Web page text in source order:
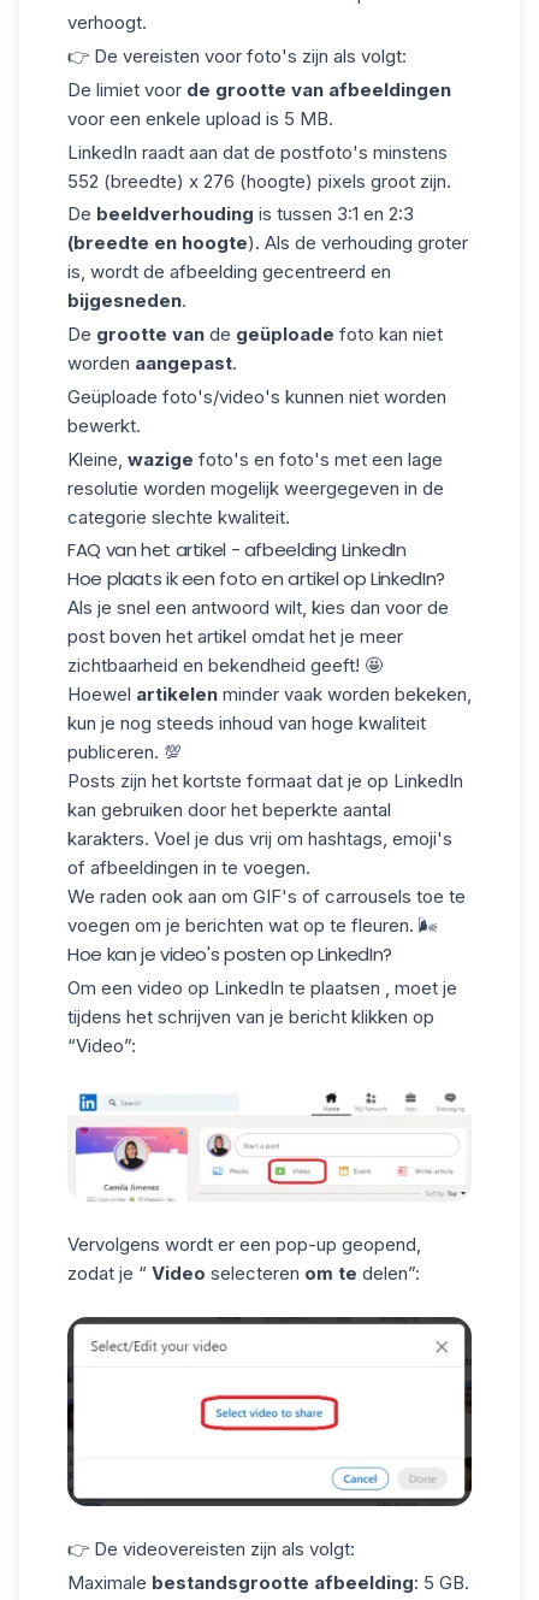
verhoogt.
👉 De vereisten voor foto's zijn als volgt:
De limiet voor de grootte van afbeeldingen
voor een enkele upload is 5 MB.
LinkedIn raadt aan dat de postfoto's minstens
552 (breedte) x 276 (hoogte) pixels groot zijn.
De beeldverhouding is tussen 3:1 en 2:3
(breedte en hoogte). Als de verhouding groter
is, wordt de afbeelding gecentreerd en
bijgesneden.
De grootte van de geüploade foto kan niet
worden aangepast.
Geüploade foto's/video's kunnen niet worden
bewerkt.
Kleine, wazige foto's en foto's met een lage
resolutie worden mogelijk weergegeven in de
categorie slechte kwaliteit.
FAQ van het artikel - afbeelding LinkedIn
Hoe plaats ik een foto en artikel op LinkedIn?
Als je snel een antwoord wilt, kies dan voor de
post boven het artikel omdat het je meer
zichtbaarheid en bekendheid geeft! 🤩
Hoewel artikelen minder vaak worden bekeken,
kun je nog steeds inhoud van hoge kwaliteit
publiceren. 💯
Posts zijn het kortste formaat dat je op LinkedIn
kan gebruiken door het beperkte aantal
karakters. Voel je dus vrij om hashtags, emoji's
of afbeeldingen in te voegen.
We raden ook aan om GIF's of carrousels toe te
voegen om je berichten wat op te fleuren. 🌬️
Hoe kan je video's posten op LinkedIn?
Om een video op LinkedIn te plaatsen , moet je
tijdens het schrijven van je bericht klikken op
“Video”:
Vervolgens wordt er een pop-up geopend,
zodat je “ Video selecteren om te delen”:
👉 De videovereisten zijn als volgt:
Maximale bestandsgrootte afbeelding: 5 GB.